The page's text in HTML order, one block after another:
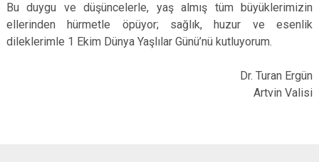
Bu duygu ve düşüncelerle, yaş almış tüm büyüklerimizin
ellerinden hürmetle öpüyor; sağlık, huzur ve esenlik
dileklerimle 1 Ekim Dünya Yaşlılar Günü’nü kutluyorum.
Dr. Turan Ergün
Artvin Valisi